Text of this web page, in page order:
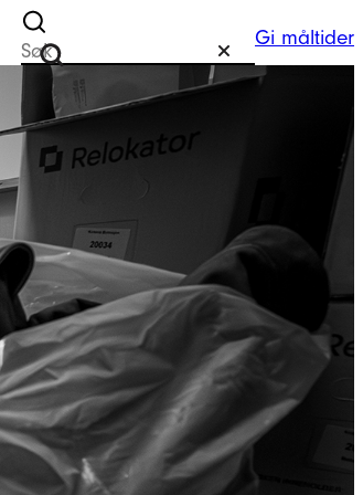
Søk etter
Søk TilbakestillGi måltider